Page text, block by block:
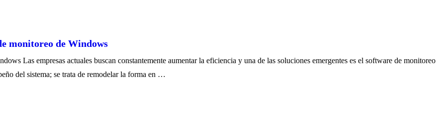
monitoreo de Windows
Las empresas actuales buscan constantemente aumentar la eficiencia y una de las soluciones emergentes es el software de monitoreo
del sistema; se trata de remodelar la forma en …